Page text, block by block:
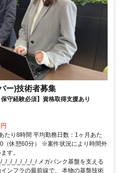
ー)技術者募集
守経験必須】資格取得支援あり
たり8時間 平均勤務日数：1ヶ月あた
（休憩60分） ※案件状況により時間外
す。
_/_/_/_/_/_/ メガバンク基盤を支える
ンフラの最前線で、 本物の基盤技術